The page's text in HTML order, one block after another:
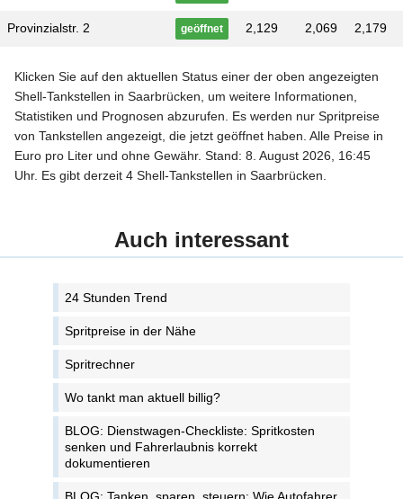
Provinzialstr. 2 geöffnet 2,129 2,069 2,179
Klicken Sie auf den aktuellen Status einer der oben angezeigten
Shell-Tankstellen in Saarbrücken, um weitere Informationen,
Statistiken und Prognosen abzurufen. Es werden nur Spritpreise
von Tankstellen angezeigt, die jetzt geöffnet haben. Alle Preise in
Euro pro Liter und ohne Gewähr. Stand: 8. August 2026, 16:45
Uhr. Es gibt derzeit 4 Shell-Tankstellen in Saarbrücken.
Auch interessant
24 Stunden Trend
Spritpreise in der Nähe
Spritrechner
Wo tankt man aktuell billig?
BLOG: Dienstwagen-Checkliste: Spritkosten
senken und Fahrerlaubnis korrekt
dokumentieren